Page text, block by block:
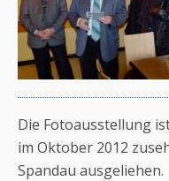
Die Fotoausstellung
im Oktober 2012
Spandau ausgeliehen.